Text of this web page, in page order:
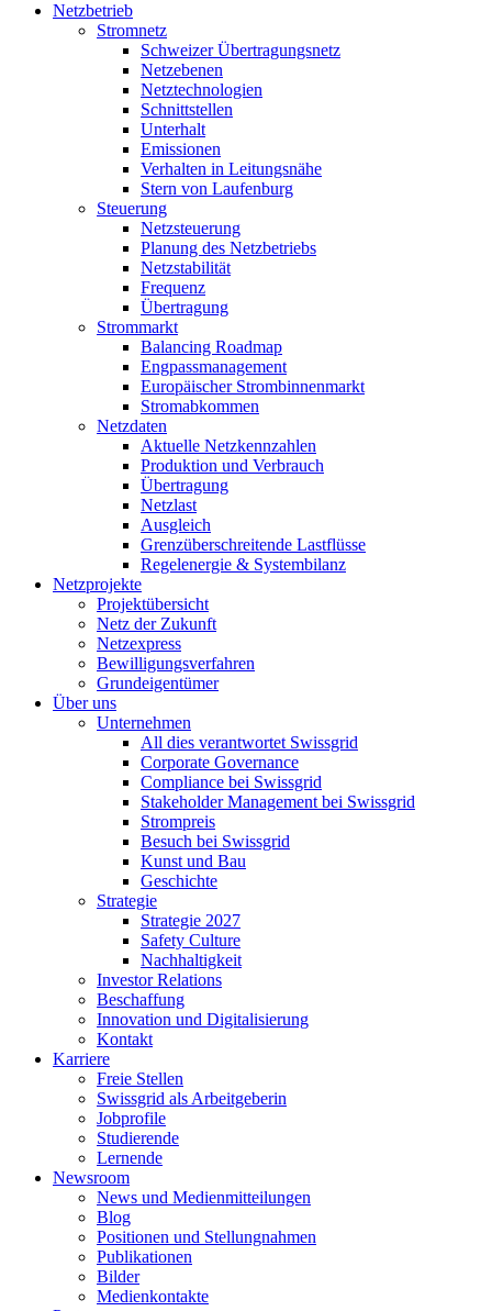
Netzbetrieb
Stromnetz
Schweizer Übertragungsnetz
Netzebenen
Netztechnologien
Schnittstellen
Unterhalt
Emissionen
Verhalten in Leitungsnähe
Stern von Laufenburg
Steuerung
Netzsteuerung
Planung des Netzbetriebs
Netzstabilität
Frequenz
Übertragung
Strommarkt
Balancing Roadmap
Engpassmanagement
Europäischer Strombinnenmarkt
Stromabkommen
Netzdaten
Aktuelle Netzkennzahlen
Produktion und Verbrauch
Übertragung
Netzlast
Ausgleich
Grenzüberschreitende Lastflüsse
Regelenergie & Systembilanz
Netzprojekte
Projektübersicht
Netz der Zukunft
Netzexpress
Bewilligungsverfahren
Grundeigentümer
Über uns
Unternehmen
All dies verantwortet Swissgrid
Corporate Governance
Compliance bei Swissgrid
Stakeholder Management bei Swissgrid
Strompreis
Besuch bei Swissgrid
Kunst und Bau
Geschichte
Strategie
Strategie 2027
Safety Culture
Nachhaltigkeit
Investor Relations
Beschaffung
Innovation und Digitalisierung
Kontakt
Karriere
Freie Stellen
Swissgrid als Arbeitgeberin
Jobprofile
Studierende
Lernende
Newsroom
News und Medienmitteilungen
Blog
Positionen und Stellungnahmen
Publikationen
Bilder
Medienkontakte